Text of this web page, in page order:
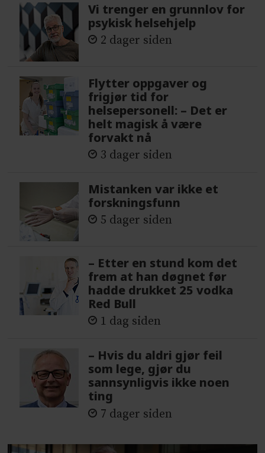
Vi trenger en grunnlov for
psykisk helsehjelp
2 dager siden
Flytter oppgaver og
frigjør tid for
helsepersonell: – Det er
helt magisk å være
forvakt nå
3 dager siden
Mistanken var ikke et
forskningsfunn
5 dager siden
– Etter en stund kom det
frem at han døgnet før
hadde drukket 25 vodka
Red Bull
1 dag siden
– Hvis du aldri gjør feil
som lege, gjør du
sannsynligvis ikke noen
ting
7 dager siden